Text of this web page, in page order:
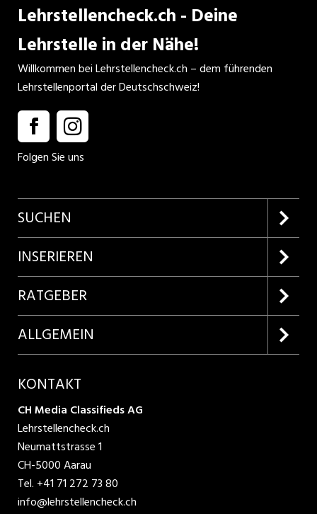
Lehrstellencheck.ch - Deine
Lehrstelle in der Nähe!
Willkommen bei Lehrstellencheck.ch – dem führenden
Lehrstellenportal der Deutschschweiz!
Folgen Sie uns
SUCHEN
Firmenprofile entdecken
Lehrstellen suchen
INSERIEREN
Kundenlogin
Inserieren
Produkte
RATGEBER
Lehrberufe entdecken
ALLGEMEIN
AGB
Datenschutzbestimmungen
Nutzungsbedingungen
Impressum
KONTAKT
CH Media Classifieds AG
Lehrstellencheck.ch
Neumattstrasse 1
CH-5000 Aarau
Tel. +41 71 272 73 80
info@lehrstellencheck.ch